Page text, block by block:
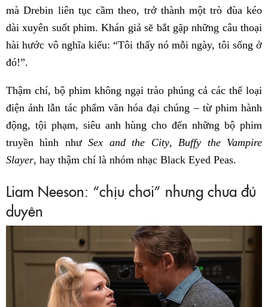
mà Drebin liên tục cầm theo, trở thành một trò đùa kéo
dài xuyên suốt phim. Khán giả sẽ bắt gặp những câu thoại
hài hước vô nghĩa kiểu: “Tôi thấy nó mỗi ngày, tôi sống ở
đó!”.
Thậm chí, bộ phim không ngại trào phúng cả các thể loại
điện ảnh lẫn tác phẩm văn hóa đại chúng – từ phim hành
động, tội phạm, siêu anh hùng cho đến những bộ phim
truyền hình nhưSex and the City,Buffy the Vampire
Slayer, hay thậm chí là nhóm nhạc Black Eyed Peas.
Liam Neeson: “chịu chơi” nhưng chưa đủ
duyên